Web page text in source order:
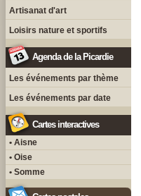
Artisanat d'art
Loisirs nature et sportifs
Agenda de la Picardie
Les événements par thème
Les événements par date
Cartes interactives
• Aisne
• Oise
• Somme